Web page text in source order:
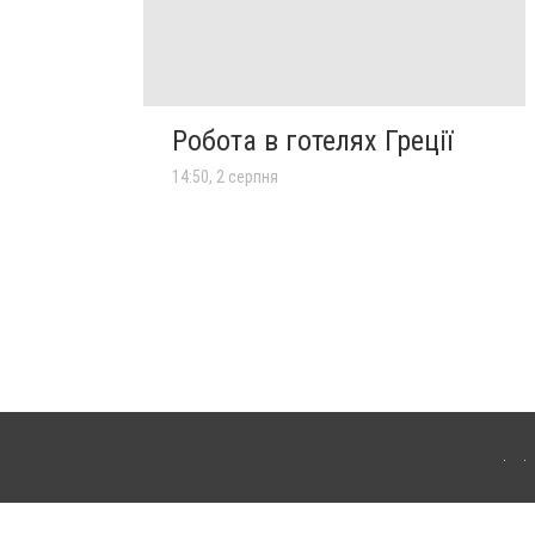
Робота в готелях Греції
14:50, 2 серпня